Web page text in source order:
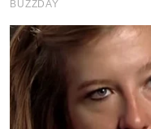
BUZZDAY